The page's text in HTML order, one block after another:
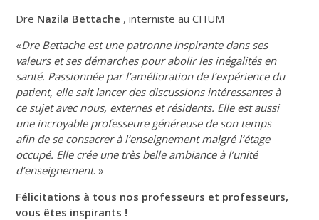
Dre Nazila Bettache , interniste au CHUM
«Dre Bettache est une patronne inspirante dans ses
valeurs et ses démarches pour abolir les inégalités en
santé. Passionnée par l’amélioration de l’expérience du
patient, elle sait lancer des discussions intéressantes à
ce sujet avec nous, externes et résidents. Elle est aussi
une incroyable professeure généreuse de son temps
afin de se consacrer à l’enseignement malgré l’étage
occupé. Elle crée une très belle ambiance à l’unité
d’enseignement. »
Félicitations à tous nos professeurs et professeurs,
vous êtes inspirants !